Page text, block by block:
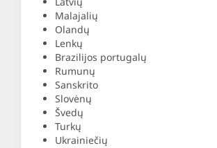
Malajalių
Olandų
Lenkų
Brazilijos portugalų
Rumunų
Sanskrito
Slovėnų
Švedų
Turkų
Ukrainiečių